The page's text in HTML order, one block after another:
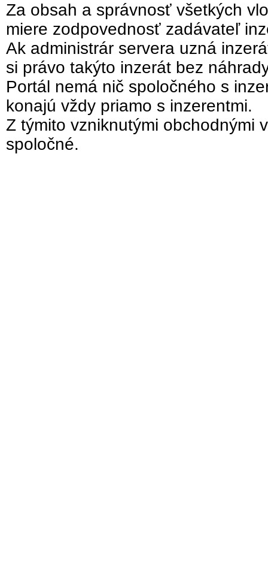
Za obsah a správnosť všetkých
miere zodpovednosť zadávateľ
Ak administrár servera uzná
si právo takýto inzerát bez
Portál nemá nič spoločného s
konajú vždy priamo s inzerentmi.
Z týmito vzniknutými obchodnými
spoločné.